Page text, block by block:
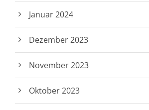
Januar 2024
Dezember 2023
November 2023
Oktober 2023